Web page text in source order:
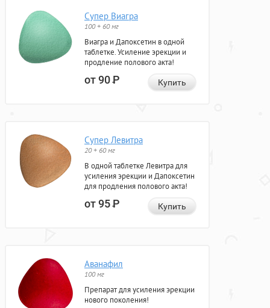
Супер Виагра
100 + 60 мг
Виагра и Дапоксетин в одной
таблетке. Усиление эрекции и
продление полового акта!
от 90Р Купить
Супер Левитра
20 + 60 мг
В одной таблетке Левитра для
усиления эрекции и Дапоксетин
для продления полового акта!
от 95Р Купить
Аванафил
100 мг
Препарат для усиления эрекции
нового поколения!